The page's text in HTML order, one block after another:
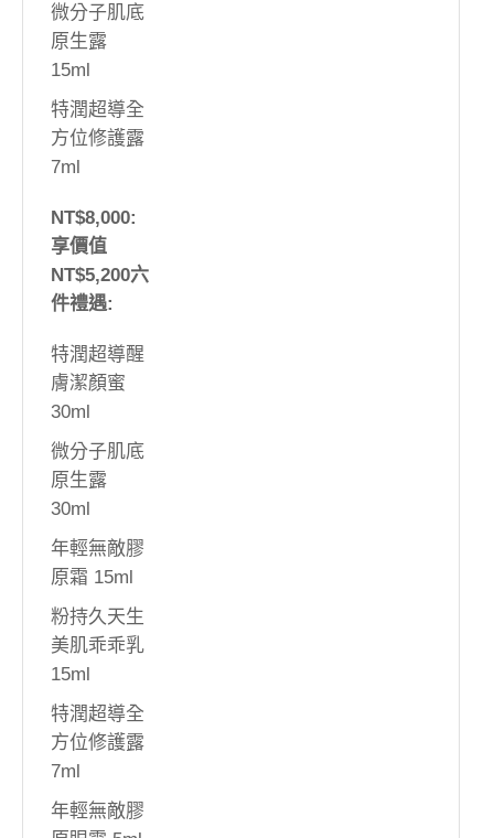
微分子肌底
原生露
15ml
特潤超導全
方位修護露
7ml
NT$8,000:
享價值
NT$5,200六
件禮遇:
特潤超導醒
膚潔顏蜜
30ml
微分子肌底
原生露
30ml
年輕無敵膠
原霜 15ml
粉持久天生
美肌乖乖乳
15ml
特潤超導全
方位修護露
7ml
年輕無敵膠